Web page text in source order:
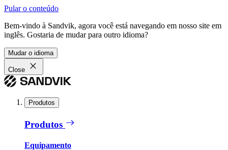
Pular o conteúdo
Bem-vindo à Sandvik, agora você está navegando em nosso site em
inglês. Gostaria de mudar para outro idioma?
Mudar o idioma
Close
Produtos
Produtos
Equipamento